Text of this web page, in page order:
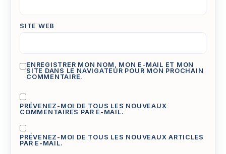
SITE WEB
ENREGISTRER MON NOM, MON E-MAIL ET MON
SITE DANS LE NAVIGATEUR POUR MON PROCHAIN
COMMENTAIRE.
PRÉVENEZ-MOI DE TOUS LES NOUVEAUX
COMMENTAIRES PAR E-MAIL.
PRÉVENEZ-MOI DE TOUS LES NOUVEAUX ARTICLES
PAR E-MAIL.